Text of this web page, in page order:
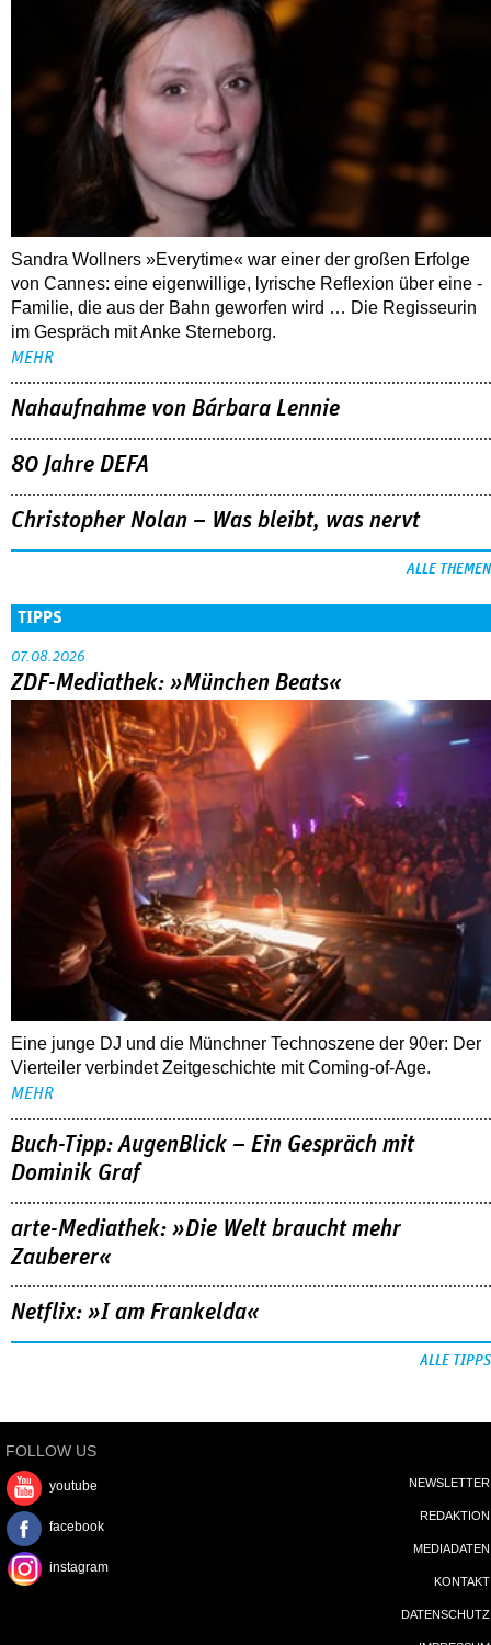
Sandra Wollners »Everytime« war einer der großen Erfolge
von Cannes: eine eigenwillige, lyrische Reflexion über eine ­
Familie, die aus der Bahn geworfen wird … Die Regisseurin
im Gespräch mit Anke Sterneborg.
MEHR
Nahaufnahme von Bárbara Lennie
80 Jahre DEFA
Christopher Nolan – Was bleibt, was nervt
ALLE THEMEN
TIPPS
07.08.2026
ZDF-Mediathek: »München Beats«
Eine junge DJ und die Münchner Technoszene der 90er: Der
Vierteiler verbindet Zeitgeschichte mit Coming-of-Age.
MEHR
Buch-Tipp: AugenBlick – Ein Gespräch mit
Dominik Graf
arte-Mediathek: »Die Welt braucht mehr
Zauberer«
Netflix: »I am Frankelda«
ALLE TIPPS
FOLLOW US
youtube
facebook
instagram
NEWSLETTER
REDAKTION
MEDIADATEN
KONTAKT
DATENSCHUTZ